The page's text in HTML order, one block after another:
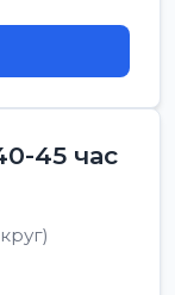
45 час